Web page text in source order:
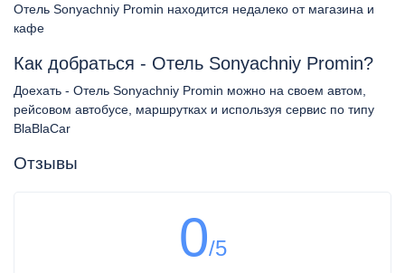
Отель Sonyachniy Promin находится недалеко от магазина и
кафе
Как добраться - Отель Sonyachniy Promin?
Доехать - Отель Sonyachniy Promin можно на своем автом,
рейсовом автобусе, маршрутках и используя сервис по типу
BlaBlaCar
Отзывы
0/5